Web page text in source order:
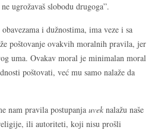
ugrožavaš slobodu drugoga”.
i dužnostima, ima veze i sa
poštovanje ovakvih moralnih pravila, jer
uma. Ovakav moral je minimalan moral
poštovati, već mu samo nalaže da
nam pravila postupanja uvek nalažu naše
ili autoriteti, koji nisu prošli